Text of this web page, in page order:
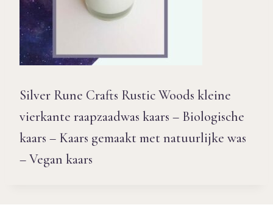
Silver Rune Crafts Rustic Woods kleine
vierkante raapzaadwas kaars – Biologische
kaars – Kaars gemaakt met natuurlijke was
– Vegan kaars